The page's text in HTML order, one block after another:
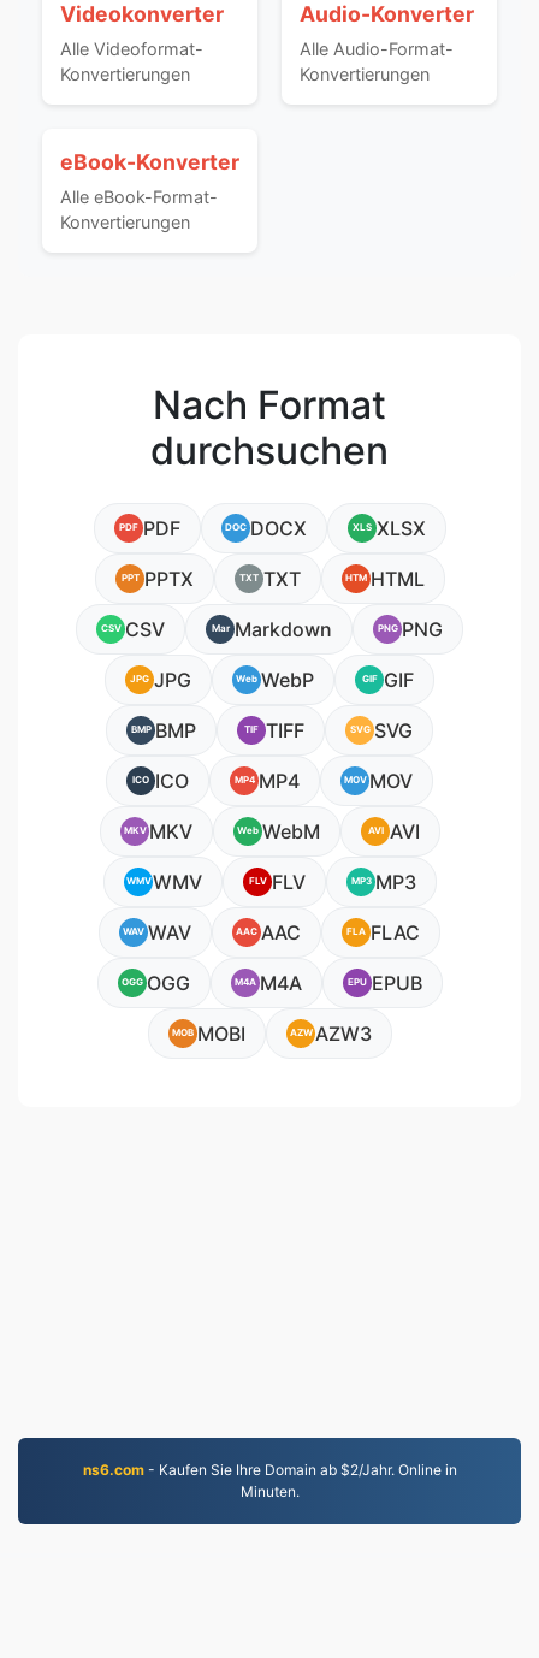
Videokonverter
Alle Videoformat-
Konvertierungen
Audio-Konverter
Alle Audio-Format-
Konvertierungen
eBook-Konverter
Alle eBook-Format-
Konvertierungen
Nach Format
durchsuchen
PDF PDF DOC DOCX XLS XLSX
PPT PPTX TXT TXT HTM HTML
CSV CSV Mar Markdown PNG PNG
JPG JPG Web WebP GIF GIF
BMP BMP TIF TIFF SVG SVG
ICO ICO MP4 MP4 MOV MOV
MKV MKV Web WebM AVI AVI
WMVWMV FLV FLV MP3 MP3
WAV WAV AAC AAC FLA FLAC
OGG OGG M4A M4A EPU EPUB
MOB MOBI AZWAZW3
ns6.com- Kaufen Sie Ihre Domain ab $2/Jahr. Online in
Minuten.